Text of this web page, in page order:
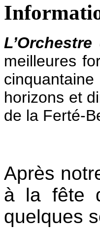
meilleures
horizons et
de la Ferté-
Après
à la fête
quelques